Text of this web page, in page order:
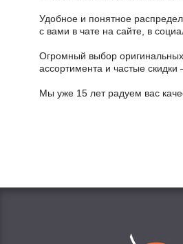
Удобное и понятное
с вами в чате на сайте, в
Огромный выбор
ассортимента и частые скидки
Мы уже 15 лет радуем вас